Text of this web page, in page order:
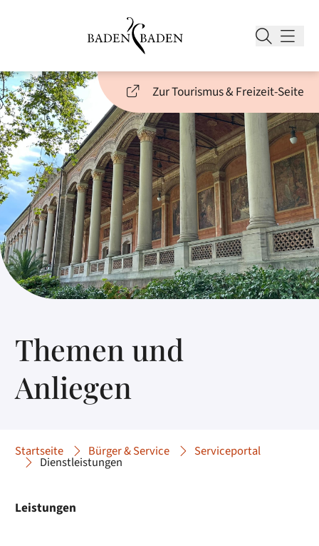
Zur Tourismus & Freizeit-Seite
Themen und
Anliegen
Startseite Bürger & Service Serviceportal
Dienstleistungen
Leistungen